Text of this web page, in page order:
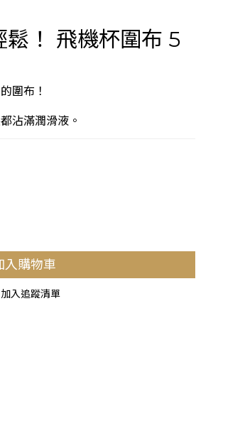
鬆！ 飛機杯圍布 5
圍布！
沾滿潤滑液。
入購物車
加入追蹤清單